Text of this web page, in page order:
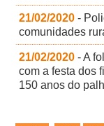
21/02/2020 -
comunidades
21/02/2020 - A
com a festa dos
150 anos do